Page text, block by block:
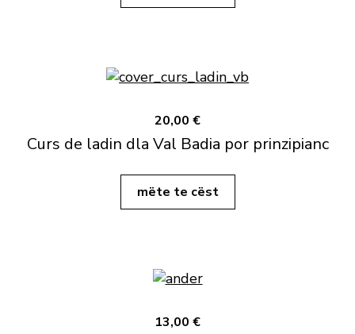
20,00 €
Curs de ladin dla Val Badia por prinzipianc
mëte te cëst
13,00 €